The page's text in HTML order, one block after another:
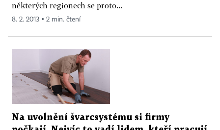
některých regionech se proto...
8. 2. 2013 ▪ 2 min. čtení
Na uvolnění švarcsystému si firmy